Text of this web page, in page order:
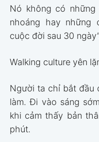
Nó không có
nhoáng hay những
cuộc đời sau 30
Walking culture yên
Người ta chỉ bắt đầu
làm. Đi vào sáng
khi cảm thấy bản
phút.